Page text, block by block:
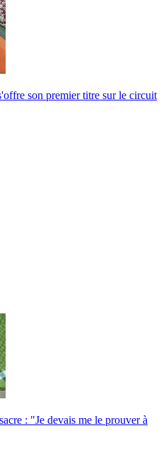
son premier titre sur le circuit
: "Je devais me le prouver à